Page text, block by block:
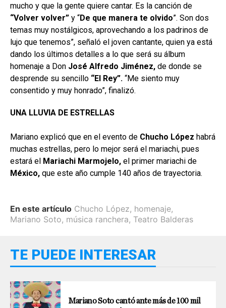
mucho y que la gente quiere cantar. Es la canción de
“Volver volver” y “De que manera te olvido”. Son dos
temas muy nostálgicos, aprovechando a los padrinos de
lujo que tenemos”, señaló el joven cantante, quien ya está
dando los últimos detalles a lo que será su álbum
homenaje a Don José Alfredo Jiménez, de donde se
desprende su sencillo “El Rey”. “Me siento muy
consentido y muy honrado”, finalizó.
UNA LLUVIA DE ESTRELLAS
Mariano explicó que en el evento de Chucho López habrá
muchas estrellas, pero lo mejor será el mariachi, pues
estará el Mariachi Marmojelo, el primer mariachi de
México, que este año cumple 140 años de trayectoria.
En este artículo Chucho López, homenaje,
Mariano Soto, música ranchera, Teatro Balderas
TE PUEDE INTERESAR
Mariano Soto cantó ante más de 100 mil